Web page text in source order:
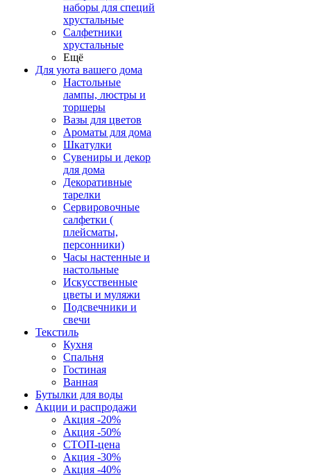
наборы для специй
хрустальные
Салфетники
хрустальные
Ещё
Для уюта вашего дома
Настольные
лампы, люстры и
торшеры
Вазы для цветов
Ароматы для дома
Шкатулки
Сувениры и декор
для дома
Декоративные
тарелки
Сервировочные
салфетки (
плейсматы,
персонники)
Часы настенные и
настольные
Искусственные
цветы и муляжи
Подсвечники и
свечи
Текстиль
Кухня
Спальня
Гостиная
Ванная
Бутылки для воды
Акции и распродажи
Акция -20%
Акция -50%
СТОП-цена
Акция -30%
Акция -40%